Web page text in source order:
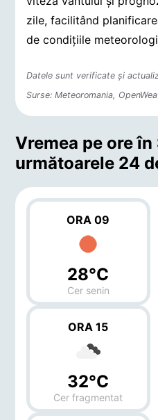
zile, facilitând
de condițiile
Datele sunt verificate și
Surse: Meteoromania,
Vremea pe ore în
următoarele 24
ORA 09
28°C
Cer senin
ORA 15
32°C
Cer fragmentat